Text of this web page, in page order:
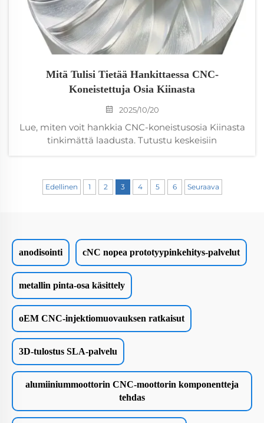
Mitä Tulisi Tietää Hankittaessa CNC-
Koneistettuja Osia Kiinasta
2025/10/20
Lue, miten voit hankkia CNC-koneistusosia Kiinasta
tinkimättä laadusta. Tutustu keskeisiin
hankintakäsikirja nyt.
Edellinen 1 2 3 4 5 6 Seuraava
anodisointi cNC nopea prototyypinkehitys-palvelut
metallin pinta-osa käsittely
oEM CNC-injektiomuovauksen ratkaisut
3D-tulostus SLA-palvelu
alumiiniummoottorin CNC-moottorin komponentteja
tehdas